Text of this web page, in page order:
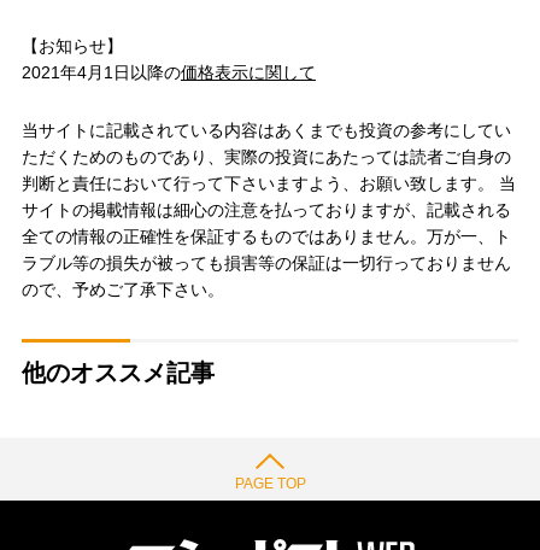
【お知らせ】
2021年4月1日以降の価格表示に関して
当サイトに記載されている内容はあくまでも投資の参考にしてい
ただくためのものであり、実際の投資にあたっては読者ご自身の
判断と責任において行って下さいますよう、お願い致します。 当
サイトの掲載情報は細心の注意を払っておりますが、記載される
全ての情報の正確性を保証するものではありません。万が一、ト
ラブル等の損失が被っても損害等の保証は一切行っておりません
ので、予めご了承下さい。
他のオススメ記事
PAGE TOP